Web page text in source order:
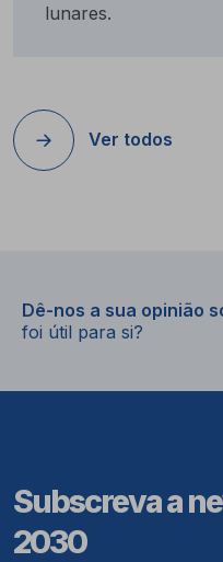
lunares.
Ver todos
Dê-nos a sua opinião
foi útil para si?
Subscreva a
2030